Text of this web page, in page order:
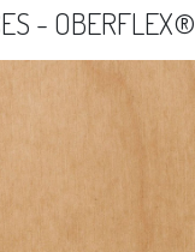
- OBERFLEX®